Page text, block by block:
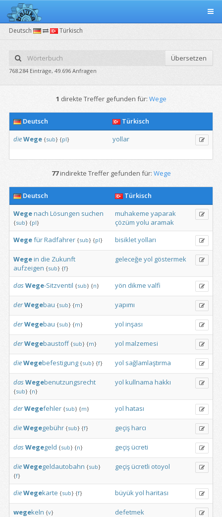
Deutsch Türkisch
Übersetzen
768.284 Einträge, 49.696 Anfragen
1 direkte Treffer gefunden für: Wege
Deutsch
Türkisch
dieWege {sub} {pl} yollar
77indirekte Treffer gefunden für: Wege
Deutsch
Türkisch
Wegenach Lösungen suchen
{sub} {pl}
muhakeme yaparak
çözüm yolu aramak
WegefürRadfahrer {sub} {pl} bisikletyolları
Wegein die Zukunft
aufzeigen {sub} {f}
geleceğe yol göstermek
dasWege-Sitzventil {sub} {n} yön dikme valfi
derWegebau {sub} {m} yapımı
derWegebau {sub} {m} yol inşası
derWegebaustoff {sub} {m} yol malzemesi
dieWegebefestigung {sub} {f} yol sağlamlaştırma
dasWegebenutzungsrecht
{sub} {n}
yol kullnama hakkı
derWegefehler {sub} {m} yol hatası
dieWegegebühr {sub} {f} geçişharcı
dasWegegeld {sub} {n} geçişücreti
dieWegegeldautobahn {sub}
{f}
geçişücretli otoyol
dieWegekarte {sub} {f} büyükyol haritası
wegekeln {v} defetmek